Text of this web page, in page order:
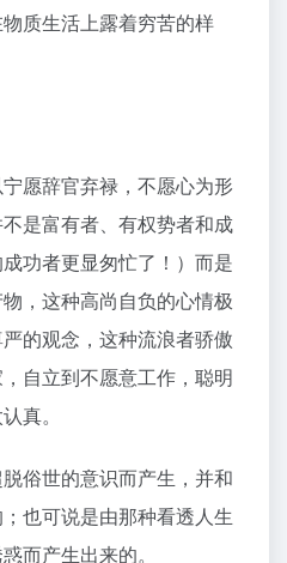
质生活上露着穷苦的样
愿辞官弃禄，不愿心为形
是富有者、有权势者和成
功者更显匆忙了！）而是
，这种高尚自负的心情极
的观念，这种流浪者骄傲
自立到不愿意工作，聪明
真。
俗世的意识而产生，并和
也可说是由那种看透人生
而产生出来的。